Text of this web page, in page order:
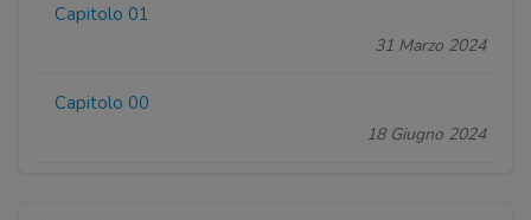
Capitolo 01
31 Marzo 2024
Capitolo 00
18 Giugno 2024